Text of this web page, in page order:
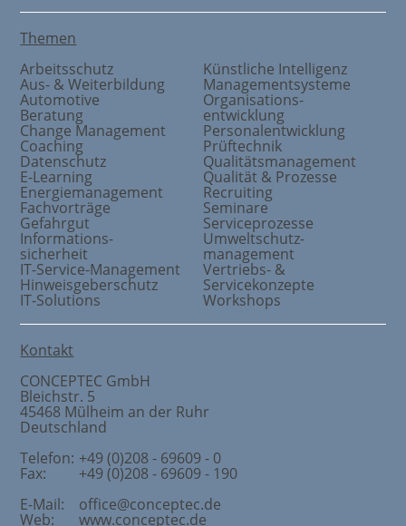
Themen
Arbeitsschutz
Aus- & Weiterbildung
Automotive
Beratung
Change Management
Coaching
Datenschutz
E-Learning
Energiemanagement
Fachvorträge
Gefahrgut
Informations-
sicherheit
IT-Service-Management
Hinweisgeberschutz
IT-Solutions
Künstliche Intelligenz
Managementsysteme
Organisations-
entwicklung
Personalentwicklung
Prüftechnik
Qualitätsmanagement
Qualität & Prozesse
Recruiting
Seminare
Serviceprozesse
Umweltschutz-
management
Vertriebs- &
Servicekonzepte
Workshops
Kontakt
CONCEPTEC GmbH
Bleichstr. 5
45468 Mülheim an der Ruhr
Deutschland
Telefon: +49 (0)208 - 69609 - 0
Fax:
+49 (0)208 - 69609 - 190
E-Mail:
office@conceptec.de
Web: www.conceptec.de